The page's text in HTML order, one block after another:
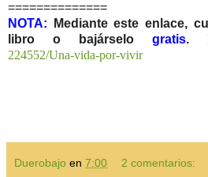
==============
NOTA:
Mediante este enlace,
libro o bajárselo gratis.
224552/Una-vida-por-vivir
Duerobajo en 7:00 2 comentarios: